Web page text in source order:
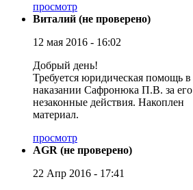
просмотр
Виталий (не проверено)
12 мая 2016 - 16:02
Добрый день!
Требуется юридическая помощь в
наказании Сафронюка П.В. за его
незаконные действия. Накоплен
материал.
просмотр
AGR (не проверено)
22 Апр 2016 - 17:41